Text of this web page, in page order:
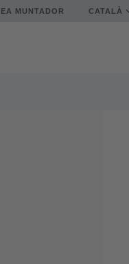
MUNTADOR CATALÀ